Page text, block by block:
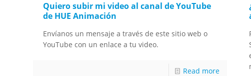
Quiero subir mi video al canal de YouTube
de HUE Animación
Envíanos un mensaje a través de este sitio web o
YouTube con un enlace a tu video.
Read more